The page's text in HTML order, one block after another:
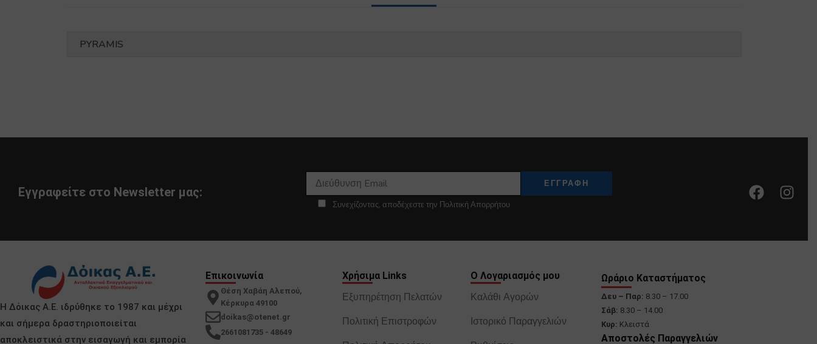
PYRAMIS
Εγγραφείτε στο Newsletter μας:
Συνεχίζοντας, αποδέχεστε την Πολιτική Απορρήτου
Η Δόικας Α.Ε. ιδρύθηκε το 1987 και μέχρι
και σήμερα δραστηριοποιείται
αποκλειστικά στην εισαγωγή και εμπορία
Επικοινωνία
Θέση Χαβάη Αλεπού,
Κέρκυρα 49100
doikas@otenet.gr
2661081735 - 48649
Χρήσιμα Links
Εξυπηρέτηση Πελατών
Πολιτική Επιστροφών
Ο Λογαριασμός μου
Καλάθι Αγορών
Ιστορικό Παραγγελιών
Ωράριο Καταστήματος
Δευ – Παρ: 8.30 – 17.00
Σάβ: 8.30 – 14.00
Κυρ: Κλειστά
Αποστολές Παραγγελιών